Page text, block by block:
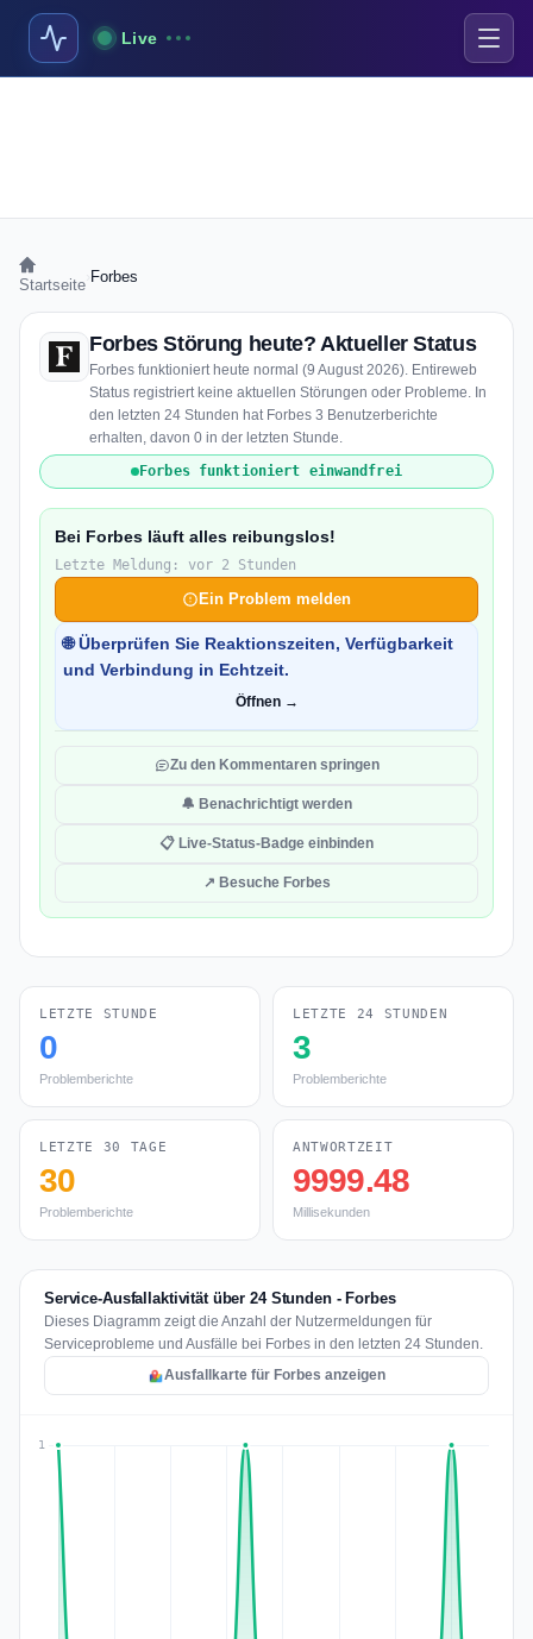
Live
Startseite Forbes
Forbes Störung heute? Aktueller Status
Forbes funktioniert heute normal (9 August 2026). Entireweb
Status registriert keine aktuellen Störungen oder Probleme. In
den letzten 24 Stunden hat Forbes 3 Benutzerberichte
erhalten, davon 0 in der letzten Stunde.
Forbes funktioniert einwandfrei
Bei Forbes läuft alles reibungslos!
Letzte Meldung: vor 2 Stunden
Ein Problem melden
🌐 Überprüfen Sie Reaktionszeiten, Verfügbarkeit
und Verbindung in Echtzeit.
Öffnen →
Zu den Kommentaren springen
🔔 Benachrichtigt werden
📋 Live-Status-Badge einbinden
↗ Besuche Forbes
LETZTE STUNDE
0
Problemberichte
LETZTE 24 STUNDEN
3
Problemberichte
LETZTE 30 TAGE
30
Problemberichte
ANTWORTZEIT
9999.48
Millisekunden
Service-Ausfallaktivität über 24 Stunden - Forbes
Dieses Diagramm zeigt die Anzahl der Nutzermeldungen für
Serviceprobleme und Ausfälle bei Forbes in den letzten 24 Stunden.
Ausfallkarte für Forbes anzeigen